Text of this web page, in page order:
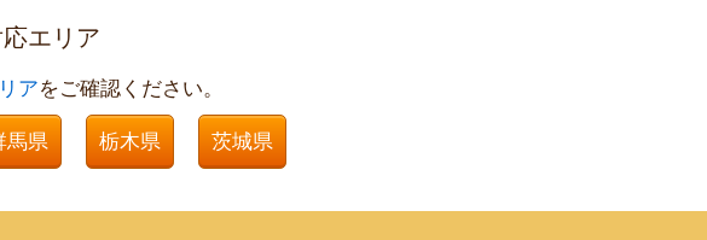
エリア
アをご確認ください。
馬県 栃木県 茨城県